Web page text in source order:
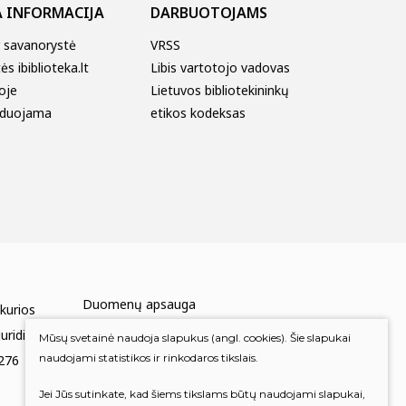
INFORMACIJA
savanorystė
ibiblioteka.lt
DARBUOTOJAMS
VRSS
Libis vartotojo vadovas
Lietuvos bibliotekininkų
etikos kodeksas
Duomenų apsauga
Mūsų svetainė naudoja slapukus (angl. cookies). Šie slapukai
naudojami statistikos ir rinkodaros tikslais.
Jei Jūs sutinkate, kad šiems tikslams būtų naudojami slapukai,